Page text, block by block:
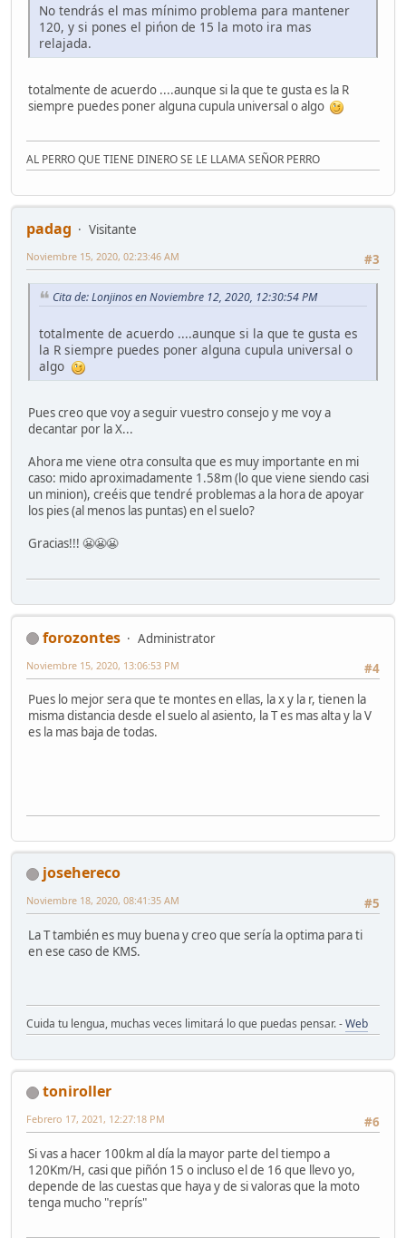
No tendrás el mas mínimo problema para mantener
120, y si pones el pińon de 15 la moto ira mas
relajada.
totalmente de acuerdo ....aunque si la que te gusta es la R
siempre puedes poner alguna cupula universal o algo
AL PERRO QUE TIENE DINERO SE LE LLAMA SEÑOR PERRO
padag
Visitante
#3
Noviembre 15, 2020, 02:23:46 AM
Cita de: Lonjinos en Noviembre 12, 2020, 12:30:54 PM
totalmente de acuerdo ....aunque si la que te gusta es
la R siempre puedes poner alguna cupula universal o
algo
Pues creo que voy a seguir vuestro consejo y me voy a
decantar por la X...
Ahora me viene otra consulta que es muy importante en mi
caso: mido aproximadamente 1.58m (lo que viene siendo casi
un minion), creéis que tendré problemas a la hora de apoyar
los pies (al menos las puntas) en el suelo?
Gracias!!! 😬😬😬
forozontes
Administrator
#4
Noviembre 15, 2020, 13:06:53 PM
Pues lo mejor sera que te montes en ellas, la x y la r, tienen la
misma distancia desde el suelo al asiento, la T es mas alta y la V
es la mas baja de todas.
josehereco
#5
Noviembre 18, 2020, 08:41:35 AM
La T también es muy buena y creo que sería la optima para ti
en ese caso de KMS.
Cuida tu lengua, muchas veces limitará lo que puedas pensar. -Web
toniroller
#6
Febrero 17, 2021, 12:27:18 PM
Si vas a hacer 100km al día la mayor parte del tiempo a
120Km/H, casi que piñón 15 o incluso el de 16 que llevo yo,
depende de las cuestas que haya y de si valoras que la moto
tenga mucho "reprís"